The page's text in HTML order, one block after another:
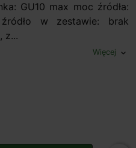
GU10 max moc źródła:
w zestawie: brak
z...
Więcej expand_more